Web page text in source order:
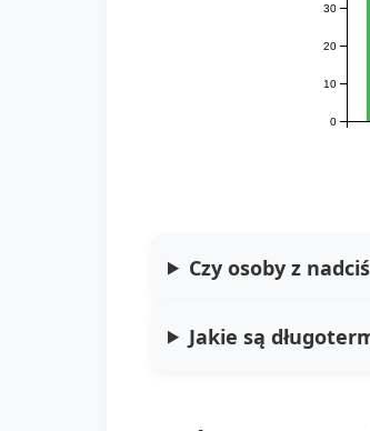
0
10
20
30
Czy osoby z
Jakie są